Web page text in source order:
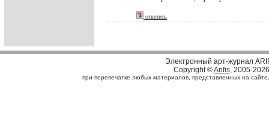
ответить
Электронный арт-журнал
Copyright ©Arifis, 2005-2026
при перепечатке любых материалов, представленных на